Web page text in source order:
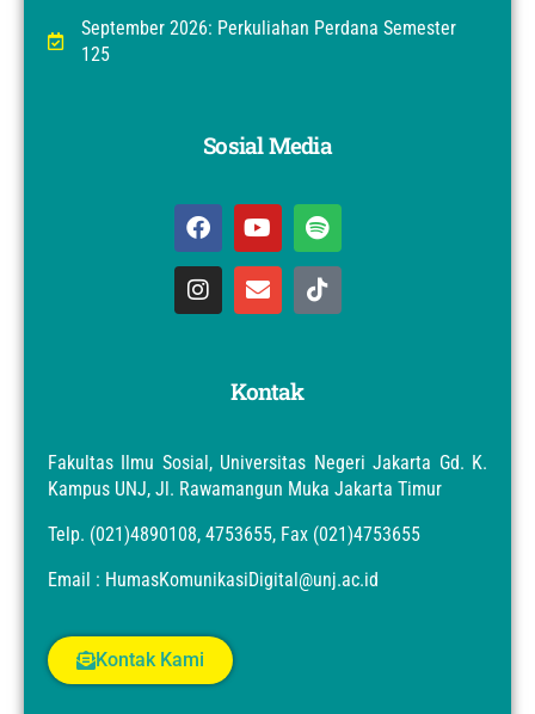
September 2026: Perkuliahan Perdana Semester
125
Sosial Media
Kontak
Fakultas Ilmu Sosial, Universitas Negeri Jakarta Gd. K.
Kampus UNJ, Jl. Rawamangun Muka Jakarta Timur
Telp. (021)4890108, 4753655, Fax (021)4753655
Email : HumasKomunikasiDigital@unj.ac.id
Kontak Kami